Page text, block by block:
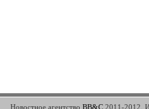
Новостное агентство BB&C 2011-2012.